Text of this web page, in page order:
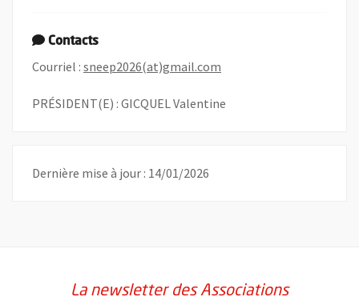
Contacts
Courriel : sneep2026(at)gmail.com
PRÉSIDENT(E) : GICQUEL Valentine
Dernière mise à jour : 14/01/2026
La newsletter des Associations